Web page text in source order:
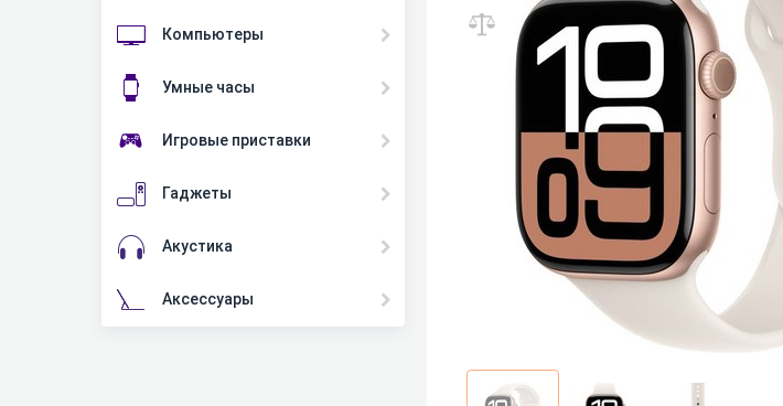
Компьютеры
Умные часы
Игровые приставки
Гаджеты
Акустика
Аксессуары